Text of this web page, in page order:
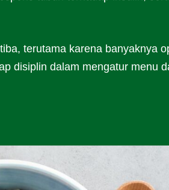
terutama karena banyaknya
disiplin dalam mengatur menu